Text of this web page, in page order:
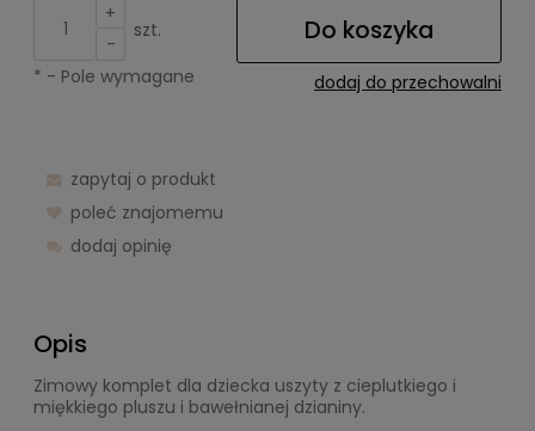
+
-
szt. Do koszyka
dodaj do przechowalni
* - Pole wymagane
zapytaj o produkt
poleć znajomemu
dodaj opinię
Opis
Zimowy komplet dla dziecka uszyty z cieplutkiego i
miękkiego pluszu i bawełnianej dzianiny.